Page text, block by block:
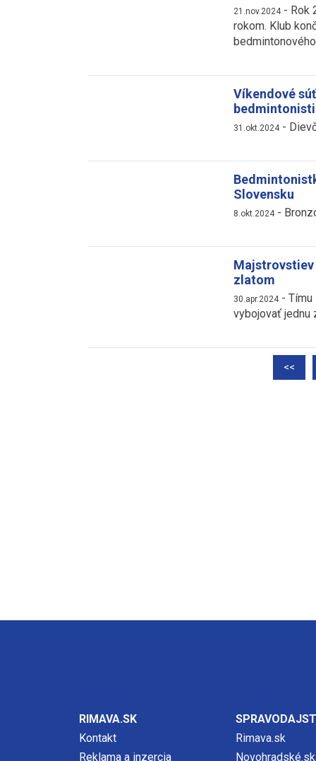
21.nov.2024- Rok
rokom. Klub
Víkendové
31.okt.2024-
Slovensku
8.okt.2024-
Majstrovstiev
zlatom
30.apr.2024- Tímu
vybojovať jednu
<<
RIMAVA.SK
Kontakt
Reklama a inzercia
Rimava.sk
Novohradské.sk